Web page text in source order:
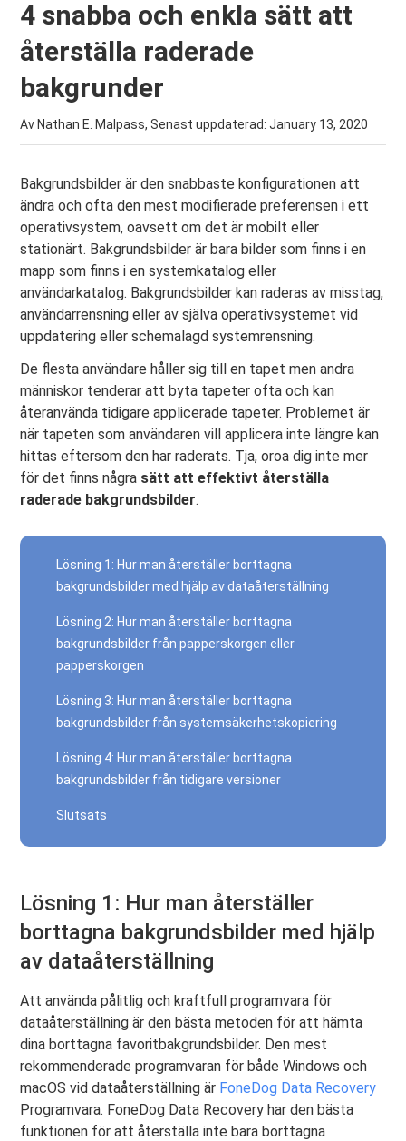
4 snabba och enkla sätt att
återställa raderade
bakgrunder
Av Nathan E. Malpass, Senast uppdaterad:January 13, 2020
Bakgrundsbilder är den snabbaste konfigurationen att
ändra och ofta den mest modifierade preferensen i ett
operativsystem, oavsett om det är mobilt eller
stationärt. Bakgrundsbilder är bara bilder som finns i en
mapp som finns i en systemkatalog eller
användarkatalog. Bakgrundsbilder kan raderas av misstag,
användarrensning eller av själva operativsystemet vid
uppdatering eller schemalagd systemrensning.
De flesta användare håller sig till en tapet men andra
människor tenderar att byta tapeter ofta och kan
återanvända tidigare applicerade tapeter. Problemet är
när tapeten som användaren vill applicera inte längre kan
hittas eftersom den har raderats. Tja, oroa dig inte mer
för det finns några sätt att effektivt återställa
raderade bakgrundsbilder.
Lösning 1: Hur man återställer borttagna
bakgrundsbilder med hjälp av dataåterställning
Lösning 2: Hur man återställer borttagna
bakgrundsbilder från papperskorgen eller
papperskorgen
Lösning 3: Hur man återställer borttagna
bakgrundsbilder från systemsäkerhetskopiering
Lösning 4: Hur man återställer borttagna
bakgrundsbilder från tidigare versioner
Slutsats
Lösning 1: Hur man återställer
borttagna bakgrundsbilder med hjälp
av dataåterställning
Att använda pålitlig och kraftfull programvara för
dataåterställning är den bästa metoden för att hämta
dina borttagna favoritbakgrundsbilder. Den mest
rekommenderade programvaran för både Windows och
macOS vid dataåterställning är FoneDog Data Recovery
Programvara. FoneDog Data Recovery har den bästa
funktionen för att återställa inte bara borttagna